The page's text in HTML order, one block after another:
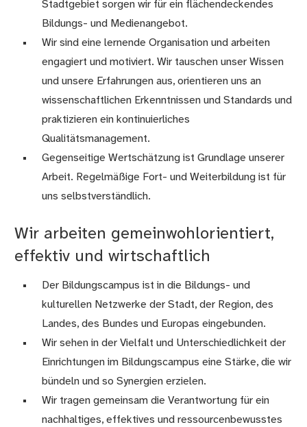
Stadtgebiet sorgen wir für ein flächendeckendes
Bildungs- und Medienangebot.
Wir sind eine lernende Organisation und arbeiten
engagiert und motiviert. Wir tauschen unser Wissen
und unsere Erfahrungen aus, orientieren uns an
wissenschaftlichen Erkenntnissen und Standards und
praktizieren ein kontinuierliches
Qualitätsmanagement.
Gegenseitige Wertschätzung ist Grundlage unserer
Arbeit. Regelmäßige Fort- und Weiterbildung ist für
uns selbstverständlich.
Wir arbeiten gemeinwohlorientiert,
effektiv und wirtschaftlich
Der Bildungscampus ist in die Bildungs- und
kulturellen Netzwerke der Stadt, der Region, des
Landes, des Bundes und Europas eingebunden.
Wir sehen in der Vielfalt und Unterschiedlichkeit der
Einrichtungen im Bildungscampus eine Stärke, die wir
bündeln und so Synergien erzielen.
Wir tragen gemeinsam die Verantwortung für ein
nachhaltiges, effektives und ressourcenbewusstes